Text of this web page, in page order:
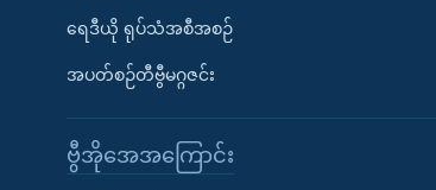
ရေဒီယို ရုပ်သံအစီအစဉ်
အပတ်စဉ်တီဗွီမဂ္ဂဇင်း
ဗွီအိုအေအကြောင်း